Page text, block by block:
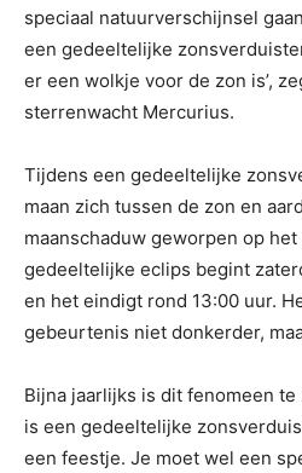
speciaal natuurverschijnsel
een gedeeltelijke
er een wolkje voor de zon is’,
sterrenwacht Mercurius.
Tijdens een gedeeltelijke
maan zich tussen de zon en
maanschaduw geworpen op
gedeeltelijke eclips begint
en het eindigt rond 13:00 uur.
gebeurtenis niet donkerder,
Bijna jaarlijks is dit fenomeen te
is een gedeeltelijke
een feestje. Je moet wel een